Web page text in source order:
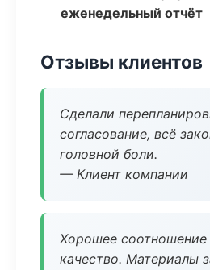
еженедельный отчёт
Отзывы клиентов
Сделали
согласование, всё
головной боли.
— Клиент компании
Хорошее соотношение
качество. Материалы